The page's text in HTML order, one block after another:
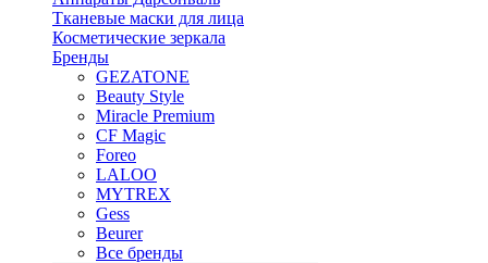
Тканевые маски для лица
Косметические зеркала
Бренды
GEZATONE
Beauty Style
Miracle Premium
CF Magic
Foreo
LALOO
MYTREX
Gess
Beurer
Все бренды